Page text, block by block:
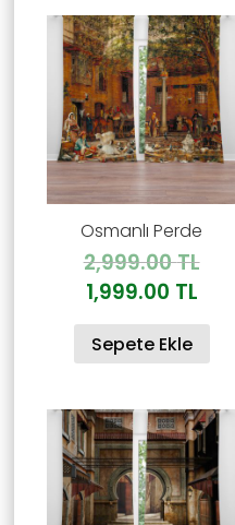
Osmanlı Perde
2,999.00TL
1,999.00 TLŞu
Sepete Ekle